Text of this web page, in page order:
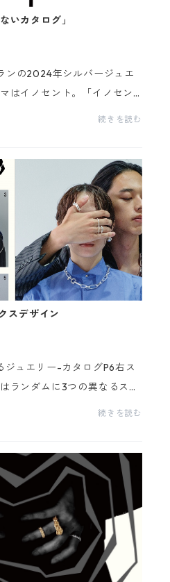
いカタログ」
の2024年シルバージュエ
はイノセント。「イノセン
表現しています。このコレ
続きを読む
スデザイン
ュエリー-カタログP6右ス
ランダムに3つの異なるスク
シンプルでありながら存在
続きを読む